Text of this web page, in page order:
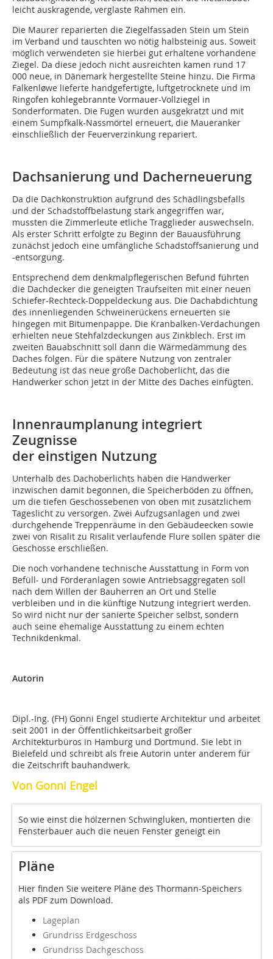
leicht auskragende, verglaste Rahmen ein.
Die Maurer reparierten die Ziegelfassaden Stein um Stein
im Verband und tauschten wo nötig halbsteinig aus. Soweit
möglich verwendeten sie hierbei gut erhaltene vorhandene
Ziegel. Da diese jedoch nicht ausreichten kamen rund 17
000 neue, in Dänemark hergestellte Steine hinzu. Die Firma
Falkenløwe lieferte handgefertigte, luftgetrocknete und im
Ringofen kohlegebrannte Vormauer-Vollziegel in
Sonderformaten. Die Fugen wurden ausgekratzt und mit
einem Sumpfkalk-Nassmörtel erneuert, die Maueranker
einschließlich der Feuerverzinkung repariert.
Dachsanierung und Dacherneuerung
Da die Dachkonstruktion aufgrund des Schädlingsbefalls
und der Schadstoffbelastung stark angegriffen war,
mussten die Zimmerleute etliche Tragglieder auswechseln.
Als erster Schritt erfolgte zu Beginn der Bauausführung
zunächst jedoch eine umfängliche Schadstoffsanierung und
-entsorgung.
Entsprechend dem denkmalpflegerischen Befund führten
die Dachdecker die geneigten Traufseiten mit einer neuen
Schiefer-Rechteck-Doppeldeckung aus. Die Dachabdichtung
des innenliegenden Schweinerückens erneuerten sie
hingegen mit Bitumenpappe. Die Kranbalken-Verdachungen
erhielten neue Stehfalzdeckungen aus Zinkblech. Erst im
zweiten Bauabschnitt soll dann die Wärmedämmung des
Daches folgen. Für die spätere Nutzung von zentraler
Bedeutung ist das neue große Dachoberlicht, das die
Handwerker schon jetzt in der Mitte des Daches einfügten.
Innenraumplanung integriert
Zeugnisse
der einstigen Nutzung
Unterhalb des Dachoberlichts haben die Handwerker
inzwischen damit begonnen, die Speicherböden zu öffnen,
um die tiefen Geschossebenen von oben mit zusätzlichem
Tageslicht zu versorgen. Zwei Aufzugsanlagen und zwei
durchgehende Treppenräume in den Gebäudeecken sowie
zwei von Risalit zu Risalit verlaufende Flure sollen später die
Geschosse erschließen.
Die noch vorhandene technische Ausstattung in Form von
Befüll- und Förderanlagen sowie Antriebsaggregaten soll
nach dem Willen der Bauherren an Ort und Stelle
verbleiben und in die künftige Nutzung integriert werden.
So wird nicht nur der sanierte Speicher selbst, sondern
auch seine ehemalige Ausstattung zu einem echten
Technikdenkmal.
Autorin
Dipl.-Ing. (FH) Gonni Engel studierte Architektur und arbeitet
seit 2001 in der Öffentlichkeitsarbeit großer
Architekturbüros in Hamburg und Dortmund. Sie lebt in
Bielefeld und schreibt als freie Autorin unter anderem für
die Zeitschrift bauhandwerk.
Von Gonni Engel
So wie einst die hölzernen Schwingluken, montierten die
Fensterbauer auch die neuen Fenster geneigt ein
Pläne
Hier finden Sie weitere Pläne des Thormann-Speichers
als PDF zum Download.
Lageplan
Grundriss Erdgeschoss
Grundriss Dachgeschoss